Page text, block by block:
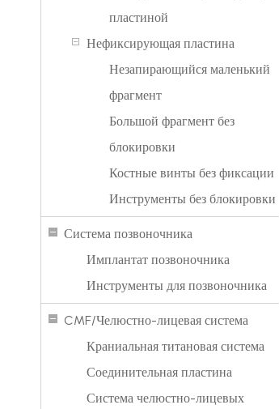
пластиной
Нефиксирующая пластина
Незапирающийся маленький
фрагмент
Большой фрагмент без
блокировки
Костные винты без фиксации
Инструменты без блокировки
Система позвоночника
Имплантат позвоночника
Инструменты для позвоночника
CMF/Челюстно-лицевая система
Краниальная титановая система
Соединительная пластина
Система челюстно-лицевых